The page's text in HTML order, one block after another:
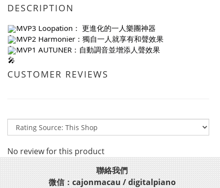
DESCRIPTION
MVP3 Loopation： 更進化的一人樂團神器
MVP2 Harmonier：獨自一人就享有和聲效果
MVP1 AUTUNER：自動調音並增添人聲效果
CUSTOMER REVIEWS
No review for this product
聯絡我們
微信：cajonmacau / digitalpiano